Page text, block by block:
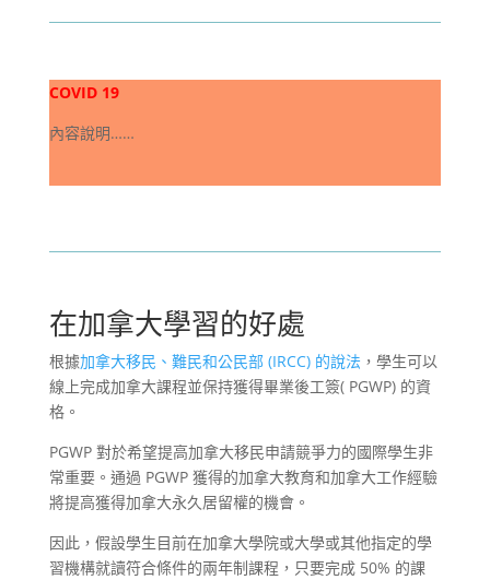
COVID 19
內容說明……
在加拿大學習的好處
根據加拿大移民、難民和公民部 (IRCC) 的說法，學生可以
線上完成加拿大課程並保持獲得畢業後工簽( PGWP) 的資
格。
PGWP 對於希望提高加拿大移民申請競爭力的國際學生非
常重要。通過 PGWP 獲得的加拿大教育和加拿大工作經驗
將提高獲得加拿大永久居留權的機會。
因此，假設學生目前在加拿大學院或大學或其他指定的學
習機構就讀符合條件的兩年制課程，只要完成 50% 的課